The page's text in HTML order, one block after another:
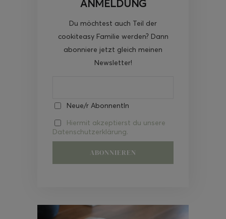
ANMELDUNG
Du möchtest auch Teil der
cookiteasy Familie werden? Dann
abonniere jetzt gleich meinen
Newsletter!
Neue/r AbonnentIn
Hiermit akzeptierst du unsere
Datenschutzerklärung.
Video-